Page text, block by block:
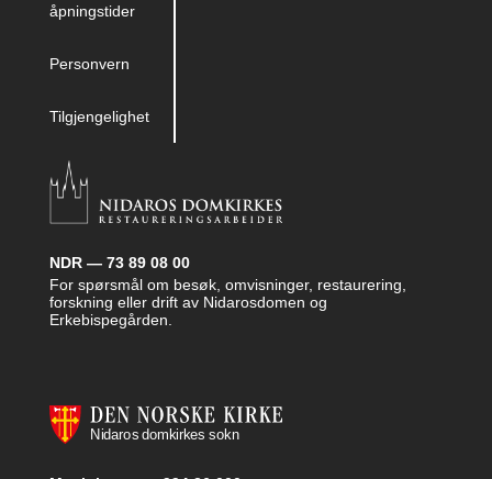
åpningstider
Personvern
Tilgjengelighet
NDR — 73 89 08 00
For spørsmål om besøk, omvisninger, restaurering,
forskning eller drift av Nidarosdomen og
Erkebispegården.